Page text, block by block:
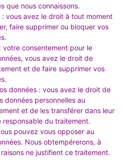
que nous connaissons.
vous avez le droit à tout moment
faire supprimer ou bloquer vos
votre consentement pour le
vous avez le droit de
et de faire supprimer vos
données : vous avez le droit de
données personnelles au
et de les transférer dans leur
responsable du traitement.
pouvez vous opposer au
Nous obtempérerons, à
ne justifient ce traitement.